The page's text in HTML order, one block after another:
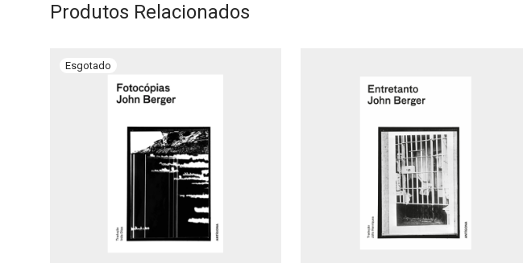
Produtos Relacionados